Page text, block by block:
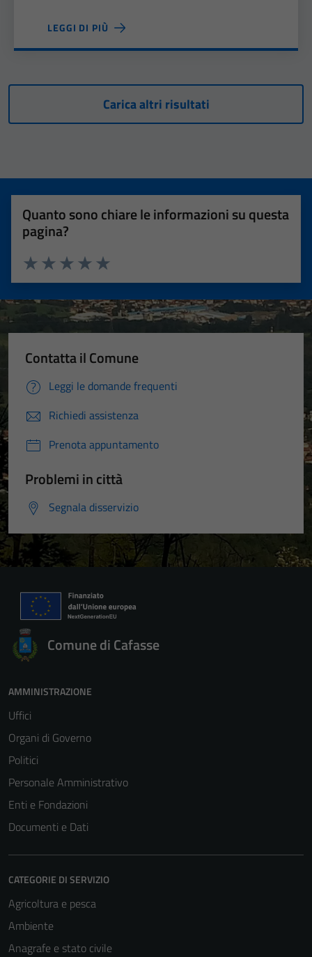
LEGGI DI PIÙ
Carica altri risultati
Quanto sono chiare le informazioni su questa
pagina?
Valuta 5 stelle su 5
Valuta 4 stelle su 5
Valuta 3 stelle su 5
Valuta 2 stelle su 5
Valuta 1 stelle su 5
Contatta il Comune
Leggi le domande frequenti
Richiedi assistenza
Prenota appuntamento
Problemi in città
Segnala disservizio
Comune di Cafasse
AMMINISTRAZIONE
Uffici
Organi di Governo
Politici
Personale Amministrativo
Enti e Fondazioni
Documenti e Dati
CATEGORIE DI SERVIZIO
Agricoltura e pesca
Ambiente
Anagrafe e stato civile